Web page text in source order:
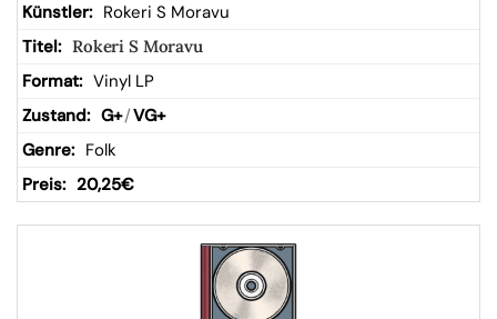
Rokeri S Moravu
Rokeri S Moravu
Vinyl LP
G+/VG+
Folk
20,25€